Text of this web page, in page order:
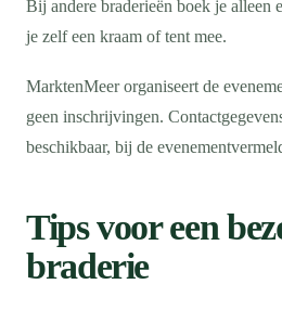
Bij andere braderieën boek je alleen
je zelf een kraam of tent mee.
MarktenMeer organiseert de
geen inschrijvingen.
beschikbaar, bij de
Tips voor een
braderie